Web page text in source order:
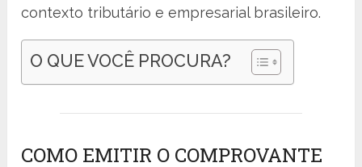
contexto tributário e empresarial brasileiro.
O QUE VOCÊ PROCURA?
COMO EMITIR O COMPROVANTE